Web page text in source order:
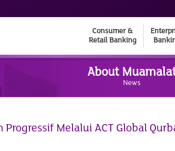
Consumer &
Retail Banking
About
News
Progressif Melalui ACT Global